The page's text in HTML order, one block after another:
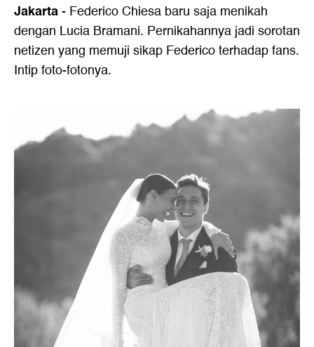
Jakarta- Federico Chiesa baru saja menikah
dengan Lucia Bramani. Pernikahannya jadi sorotan
netizen yang memuji sikap Federico terhadap fans.
Intip foto-fotonya.